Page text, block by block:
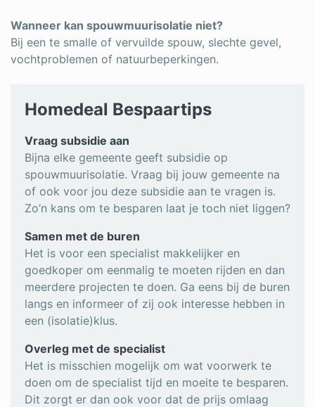
Wanneer kan spouwmuurisolatie niet?
Bij een te smalle of vervuilde spouw, slechte gevel,
vochtproblemen of natuurbeperkingen.
Homedeal Bespaartips
Vraag subsidie aan
Bijna elke gemeente geeft subsidie op
spouwmuurisolatie. Vraag bij jouw gemeente na
of ook voor jou deze subsidie aan te vragen is.
Zo’n kans om te besparen laat je toch niet liggen?
Samen met de buren
Het is voor een specialist makkelijker en
goedkoper om eenmalig te moeten rijden en dan
meerdere projecten te doen. Ga eens bij de buren
langs en informeer of zij ook interesse hebben in
een (isolatie)klus.
Overleg met de specialist
Het is misschien mogelijk om wat voorwerk te
doen om de specialist tijd en moeite te besparen.
Dit zorgt er dan ook voor dat de prijs omlaag